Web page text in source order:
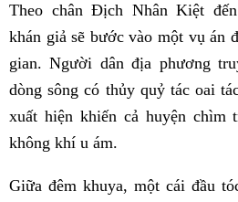
Theo chân Địch Nhân Kiệt
khán giả sẽ bước vào một vụ án
gian. Người dân địa phương
dòng sông có thủy quỷ tác oai
xuất hiện khiến cả huyện chìm
không khí u ám.
Giữa đêm khuya, một cái đầu